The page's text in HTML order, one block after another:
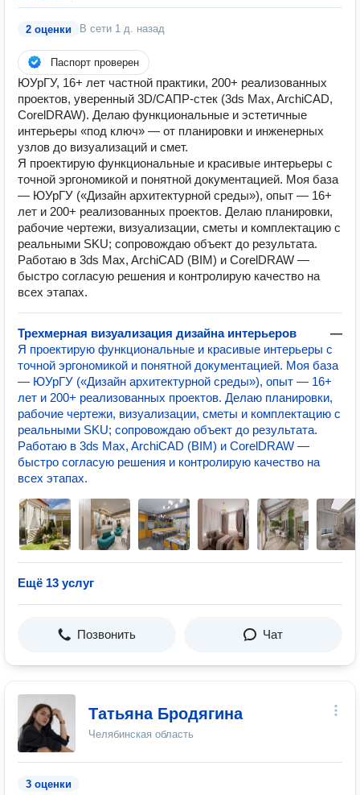
2 оценки В сети 1 д. назад
Паспорт проверен
ЮУрГУ, 16+ лет частной практики, 200+ реализованных
проектов, уверенный 3D/САПР-стек (3ds Max, ArchiCAD,
CorelDRAW). Делаю функциональные и эстетичные
интерьеры «под ключ» — от планировки и инженерных
узлов до визуализаций и смет.
Я проектирую функциональные и красивые интерьеры с
точной эргономикой и понятной документацией. Моя база
— ЮУрГУ («Дизайн архитектурной среды»), опыт — 16+
лет и 200+ реализованных проектов. Делаю планировки,
рабочие чертежи, визуализации, сметы и комплектацию с
реальными SKU; сопровождаю объект до результата.
Работаю в 3ds Max, ArchiCAD (BIM) и CorelDRAW —
быстро согласую решения и контролирую качество на
всех этапах.
Трехмерная визуализация дизайна интерьеров
—
Я проектирую функциональные и красивые интерьеры с
точной эргономикой и понятной документацией. Моя база
— ЮУрГУ («Дизайн архитектурной среды»), опыт — 16+
лет и 200+ реализованных проектов. Делаю планировки,
рабочие чертежи, визуализации, сметы и комплектацию с
реальными SKU; сопровождаю объект до результата.
Работаю в 3ds Max, ArchiCAD (BIM) и CorelDRAW —
быстро согласую решения и контролирую качество на
всех этапах.
Ещё 13 услуг
Позвонить Чат
Татьяна Бродягина
Челябинская область
3 оценки